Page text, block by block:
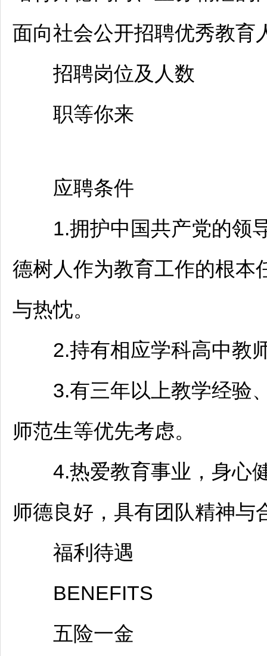
面向社会公开招聘优秀教育
招聘岗位及人数
职等你来
应聘条件
1.拥护中国共产党的领导
德树人作为教育工作的根本
与热忱。
2.持有相应学科高中教
3.有三年以上教学经验、
师范生等优先考虑。
4.热爱教育事业，身心健
师德良好，具有团队精神与
福利待遇
BENEFITS
五险一金